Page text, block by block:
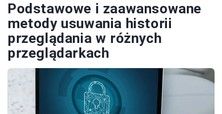
Podstawowe i zaawansowane
metody usuwania historii
przeglądania w różnych
przeglądarkach